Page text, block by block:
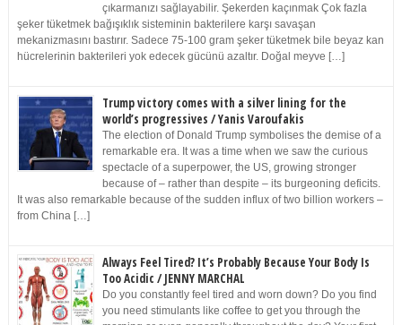
çıkarmanızı sağlayabilir. Şekerden kaçınmak Çok fazla
şeker tüketmek bağışıklık sisteminin bakterilere karşı savaşan
mekanizmasını bastırır. Sadece 75-100 gram şeker tüketmek bile beyaz kan
hücrelerinin bakterileri yok edecek gücünü azaltır. Doğal meyve […]
Trump victory comes with a silver lining for the
world’s progressives / Yanis Varoufakis
The election of Donald Trump symbolises the demise of a
remarkable era. It was a time when we saw the curious
spectacle of a superpower, the US, growing stronger
because of – rather than despite – its burgeoning deficits.
It was also remarkable because of the sudden influx of two billion workers –
from China […]
Always Feel Tired? It’s Probably Because Your Body Is
Too Acidic / JENNY MARCHAL
Do you constantly feel tired and worn down? Do you find
you need stimulants like coffee to get you through the